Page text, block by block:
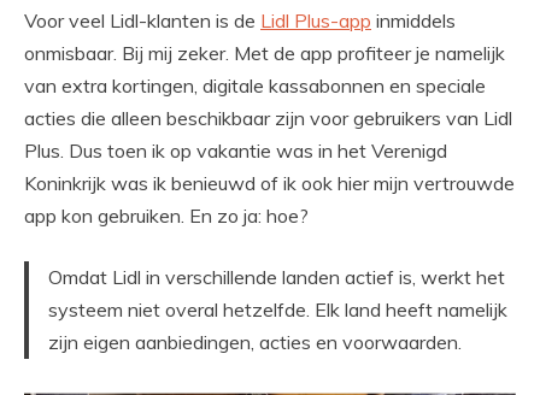
Voor veel Lidl-klanten is de Lidl Plus-app inmiddels
onmisbaar. Bij mij zeker. Met de app profiteer je namelijk
van extra kortingen, digitale kassabonnen en speciale
acties die alleen beschikbaar zijn voor gebruikers van Lidl
Plus. Dus toen ik op vakantie was in het Verenigd
Koninkrijk was ik benieuwd of ik ook hier mijn vertrouwde
app kon gebruiken. En zo ja: hoe?
Omdat Lidl in verschillende landen actief is, werkt het
systeem niet overal hetzelfde. Elk land heeft namelijk
zijn eigen aanbiedingen, acties en voorwaarden.